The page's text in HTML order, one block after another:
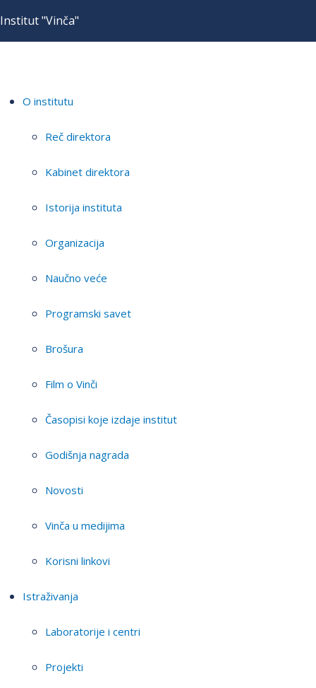
Institut "Vinča"
O institutu
Reč direktora
Kabinet direktora
Istorija instituta
Organizacija
Naučno veće
Programski savet
Brošura
Film o Vinči
Časopisi koje izdaje institut
Godišnja nagrada
Novosti
Vinča u medijima
Korisni linkovi
Istraživanja
Laboratorije i centri
Projekti